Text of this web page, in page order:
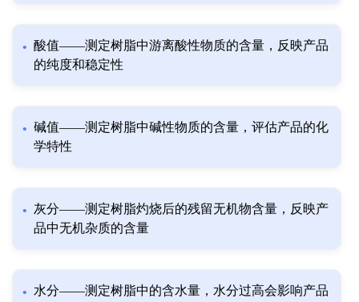
酸值——测定树脂中游离酸性物质的含量，反映产品
的纯度和稳定性
碱值——测定树脂中碱性物质的含量，评估产品的化
学特性
灰分——测定树脂灼烧后的残留无机物含量，反映产
品中无机杂质的含量
水分——测定树脂中的含水量，水分过高会影响产品